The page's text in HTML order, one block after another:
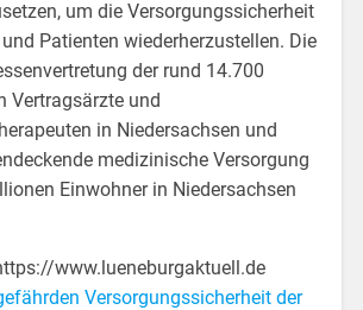
um die Versorgungssicherheit
Patienten wiederherzustellen. Die
der rund 14.700
Vertragsärzte und
in Niedersachsen und
medizinische Versorgung
Einwohner in Niedersachsen
www.lueneburgaktuell.de
Versorgungssicherheit der